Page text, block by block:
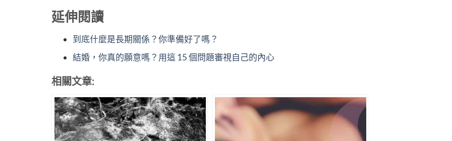
延伸閱讀
到底什麼是長期關係？你準備好了嗎？
結婚，你真的願意嗎？用這 15 個問題審視自己的內心
相關文章: